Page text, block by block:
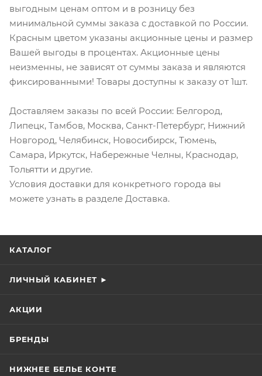
выгодным ценам оптом и в розницу без
минимальной суммы заказа с доставкой по России.
Красным цветом указаны акционные цены и размер
Вашей выгоды в процентах. Акционные цены
неизменны, не зависят от суммы заказа и являются
фиксированными! Товары доступны к заказу от 1шт.
Доставляем заказы по всей России: Белгород,
Липецк, Тамбов, Москва, Санкт-Петербург, Нижний
Новгород, Челябинск, Новосибирск, Тюмень,
Самара, Иркутск, Набережные Челны, Краснодар,
Тольятти и другие.
Условия доставки для конкретного города вы
можете узнать в разделе Доставка.
КАТАЛОГ
ЛИЧНЫЙ КАБИНЕТ ►
АКЦИИ
БРЕНДЫ
НИЖНЕЕ БЕЛЬЕ КОНТЕ